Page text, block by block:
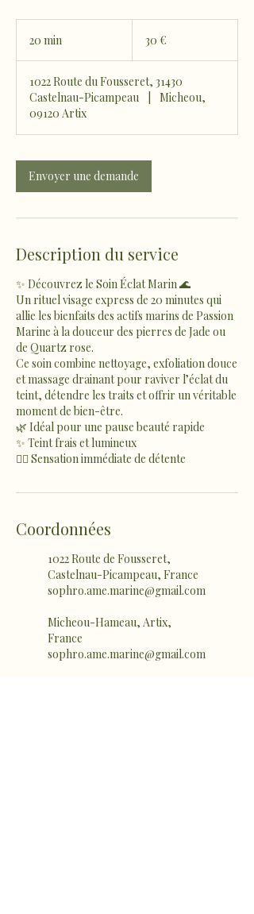
20 min
i
n
30 €
1022 Route du Fousseret, 31430
Castelnau-Picampeau
Micheou,
09120 Artix
Envoyer une demande
Description du service
✨ Découvrez le Soin Éclat Marin 🌊
Un rituel visage express de 20 minutes qui
allie les bienfaits des actifs marins de Passion
Marine à la douceur des pierres de Jade ou
de Quartz rose.
Ce soin combine nettoyage, exfoliation douce
et massage drainant pour raviver l’éclat du
teint, détendre les traits et offrir un véritable
moment de bien-être.
🌿 Idéal pour une pause beauté rapide
✨ Teint frais et lumineux
💆‍♀️ Sensation immédiate de détente
Coordonnées
1022 Route de Fousseret,
Castelnau-Picampeau, France
sophro.ame.marine@gmail.com
Micheou-Hameau, Artix,
France
sophro.ame.marine@gmail.com